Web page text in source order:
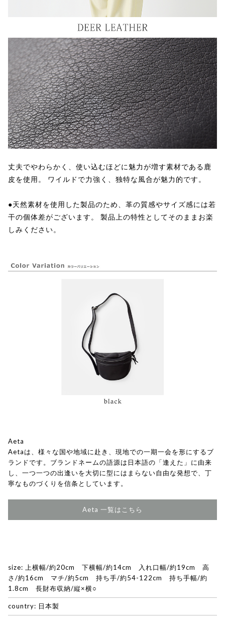
丈夫でやわらかく、使い込むほどに魅力が増す素材である鹿
皮を使用。 ワイルドで力強く、独特な風合が魅力的です。
●天然素材を使用した製品のため、革の質感やサイズ感には若
干の個体差がございます。 製品上の特性としてそのままお楽
しみください。
Aeta
Aetaは、様々な国や地域に赴き、現地での一期一会を形にするブ
ランドです。ブランドネームの語源は日本語の「逢えた」に由来
し、一つ一つの出逢いを大切に型にはまらない自由な発想で、丁
寧なものづくりを信条としています。
Aeta 一覧はこちら
size: 上横幅/約20cm 下横幅/約14cm 入れ口幅/約19cm 高
さ/約16cm マチ/約5cm 持ち手/約54-122cm 持ち手幅/約
1.8cm 長財布収納/縦×横○
country: 日本製